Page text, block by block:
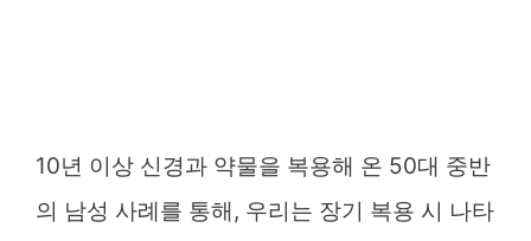
10년 이상 신경과 약물을 복용해 온 50대 중반
의 남성 사례를 통해, 우리는 장기 복용 시 나타